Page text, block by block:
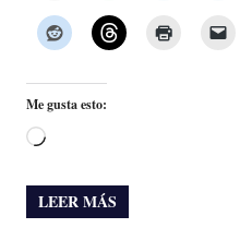
Me gusta esto:
Cargando...
LEER MÁS